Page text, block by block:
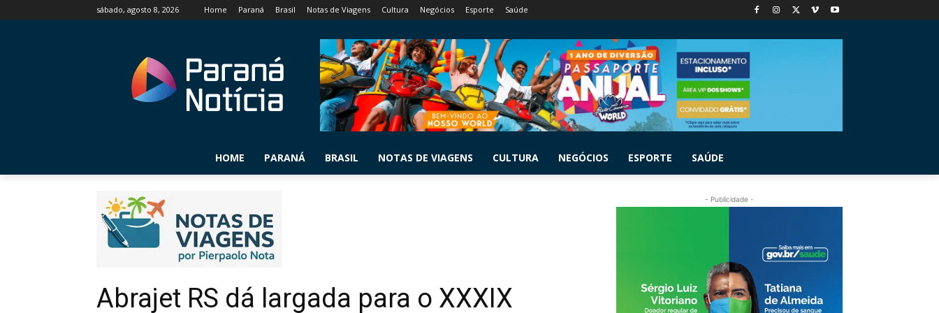
sábado, agosto 8, 2026 Home Paraná Brasil Notas de Viagens Cultura Negócios Esporte Saúde
HOME PARANÁ BRASIL NOTAS DE VIAGENS CULTURA NEGÓCIOS ESPORTE SAÚDE
Abrajet RS dá largada para o XXXIX
- Publicidade -